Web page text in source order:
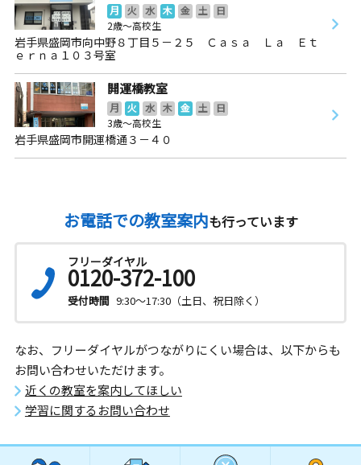
月 火 水 木 金 土
日
2歳～高校生
岩手県盛岡市向中野８丁目５－２５ Ｃａｓａ Ｌａ Ｅｔ
ｅｒｎａ１０３号室
開運橋教室
月 火 水 木 金 土
日
3歳～高校生
岩手県盛岡市開運橋通３－４０
お電話での教室案内も行っています
フリーダイヤル
0120-372-100
受付時間 9:30～17:30（土日、祝日除く）
なお、フリーダイヤルがつながりにくい場合は、以下からも
お問い合わせいただけます。
近くの教室を案内してほしい
学習に関するお問い合わせ